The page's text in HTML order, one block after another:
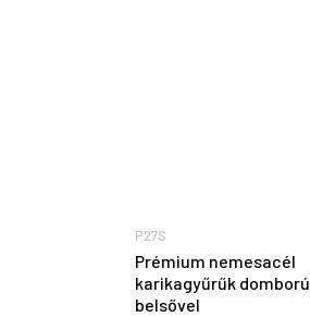
P27S
Prémium nemesacél
karikagyűrűk domború
belsővel